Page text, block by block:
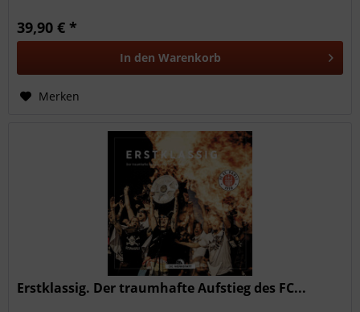
39,90 € *
In den Warenkorb
Merken
Erstklassig. Der traumhafte Aufstieg des FC...